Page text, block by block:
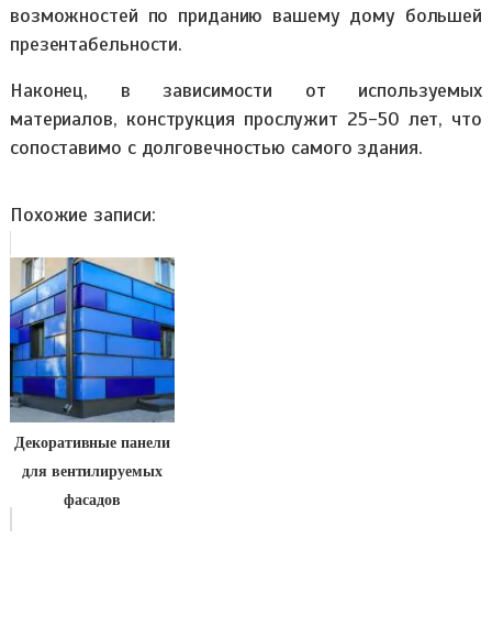
возможностей по приданию вашему дому большей
презентабельности.
Наконец, в зависимости от используемых
материалов, конструкция прослужит 25-50 лет, что
сопоставимо с долговечностью самого здания.
Похожие записи:
Декоративные панели
для вентилируемых
фасадов